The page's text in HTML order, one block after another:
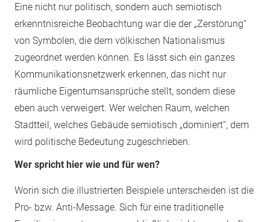
Eine nicht nur politisch, sondern auch semiotisch
erkenntnisreiche Beobachtung war die der „Zerstörung“
von Symbolen, die dem völkischen Nationalismus
zugeordnet werden können. Es lässt sich ein ganzes
Kommunikationsnetzwerk erkennen, das nicht nur
räumliche Eigentumsansprüche stellt, sondern diese
eben auch verweigert. Wer welchen Raum, welchen
Stadtteil, welches Gebäude semiotisch „dominiert“, dem
wird politische Bedeutung zugeschrieben.
Wer spricht hier wie und für wen?
Worin sich die illustrierten Beispiele unterscheiden ist die
Pro- bzw. Anti-Message. Sich für eine traditionelle